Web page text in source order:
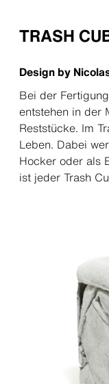
TRASH
Design by
Bei der
entstehen in der
Reststücke. Im
Leben. Dabei
Hocker oder als
ist jeder Trash